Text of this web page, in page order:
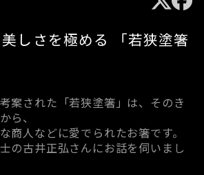
しさを極める 「若狭塗箸
案された「若狭塗箸」は、そのき
ら、
商人などに愛でられたお箸です。
の古井正弘さんにお話を伺いまし